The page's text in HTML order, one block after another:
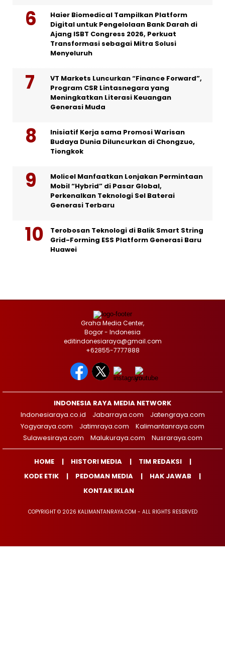
Haier Biomedical Tampilkan Platform
Digital untuk Pengelolaan Bank Darah di
Ajang ISBT Congress 2026, Perkuat
Transformasi sebagai Mitra Solusi
Menyeluruh
VT Markets Luncurkan “Finance Forward”,
Program CSR Lintasnegara yang
Meningkatkan Literasi Keuangan
Generasi Muda
Inisiatif Kerja sama Promosi Warisan
Budaya Dunia Diluncurkan di Chongzuo,
Tiongkok
Molicel Manfaatkan Lonjakan Permintaan
Mobil “Hybrid” di Pasar Global,
Perkenalkan Teknologi Sel Baterai
Generasi Terbaru
Terobosan Teknologi di Balik Smart String
Grid-Forming ESS Platform Generasi Baru
Huawei
Graha Media Center,
Bogor - Indonesia
editindonesiaraya@gmail.com
+62855-7777888
INDONESIA RAYA MEDIA NETWORK
Indonesiaraya.co.id
Jabarraya.com
Jatengraya.com
Yogyaraya.com
Jatimraya.com
Kalimantanraya.com
Sulawesiraya.com
Malukuraya.com Nusraraya.com
HOME HISTORI MEDIA
TIM REDAKSI
KODE ETIK
PEDOMAN MEDIA
HAK JAWAB
KONTAK IKLAN
COPYRIGHT © 2026 KALIMANTANRAYA.COM - ALL RIGHTS RESERVED